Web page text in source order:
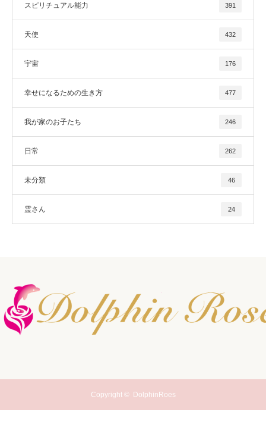
スピリチュアル能力 391
天使 432
宇宙 176
幸せになるための生き方 477
我が家のお子たち 246
日常 262
未分類 46
霊さん 24
Copyright © DolphinRoes